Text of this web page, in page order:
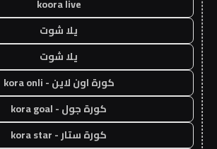
koora live
يلا شوت
يلا شوت
كورة اون لاين - kora onli
كورة جول - kora goal
كورة ستار - kora star